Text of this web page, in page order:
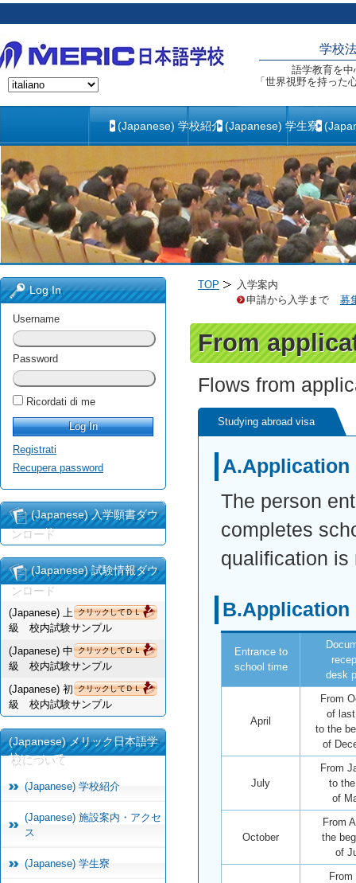
学校
語学教育を
「世界視野を持った
(Japanese) 学校紹介 (Japanese) 学生寮
Log In
Username
Password
Ricordati di me
Registrati
Recupera password
(Japanese) 入学願書ダウ
ンロード
(Japanese) 試験情報ダウ
ンロード
クリックしてＤＬ
(Japanese) 上
級 校内試験サンプル
クリックしてＤＬ
(Japanese) 中
級 校内試験サンプル
クリックしてＤＬ
(Japanese) 初
級 校内試験サンプル
(Japanese) メリック日本語学
校について
(Japanese) 学校紹介
(Japanese) 施設案内・アクセ
ス
(Japanese) 学生寮
TOP
入学案内
申請から入学まで
募
From
Flows from
Studying abroad visa
The person
completes
qualification is
B.Application
Entrance to
school time
desk
April
From
of
to the
of
July
From
to
of
October
From
the
of